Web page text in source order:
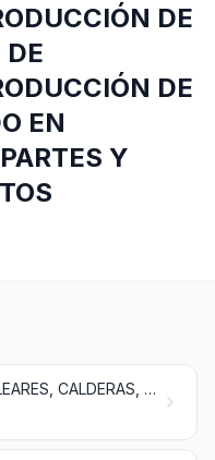
DE
DE
DE
EN
Y
REACTORES NUCLEARES, CALDERAS, MÁQUINAS, APARATOS Y ARTEFACTOS MECÁNICOS; PARTES DE ESTAS MÁQUINAS O APARATOS